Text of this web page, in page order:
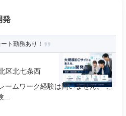
発
ト勤務あり！
区北七条西
ームワーク経験は問いません。 こ